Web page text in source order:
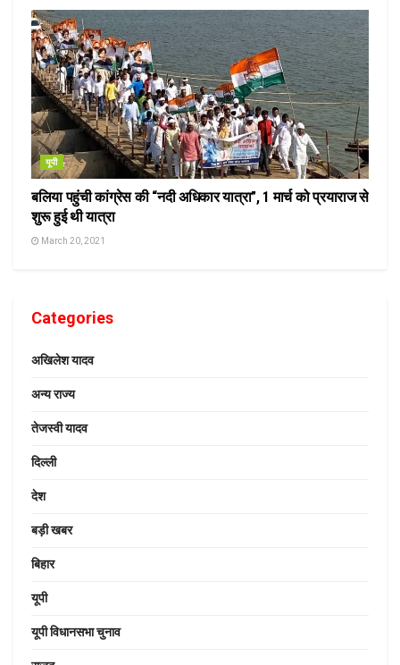
यूपी
बलिया पहुंची कांग्रेस की “नदी अधिकार यात्रा”, 1 मार्च को प्रयाराज से
शुरू हुई थी यात्रा
March 20, 2021
Categories
अखिलेश यादव
अन्य राज्य
तेजस्वी यादव
दिल्ली
देश
बड़ी खबर
बिहार
यूपी
यूपी विधानसभा चुनाव